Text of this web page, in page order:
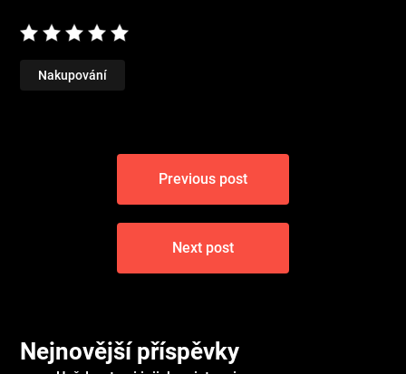
Nakupování
Navigace
příspěvek
Previous post
Next post
Nejnovější příspěvky